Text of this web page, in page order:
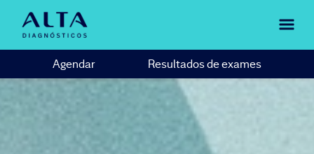
Agendar Resultados de exames